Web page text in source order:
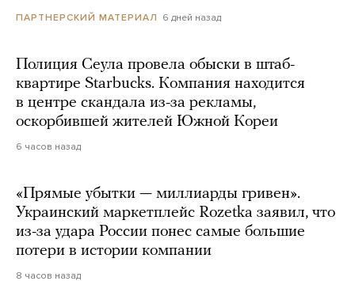
ПАРТНЕРСКИЙ МАТЕРИАЛ 6 дней назад
Полиция Сеула провела обыски в штаб-
квартире Starbucks. Компания находится
в центре скандала из-за рекламы,
оскорбившей жителей Южной Кореи
6 часов назад
«Прямые убытки — миллиарды гривен».
Украинский маркетплейс Rozetka заявил, что
из-за удара России понес самые большие
потери в истории компании
8 часов назад